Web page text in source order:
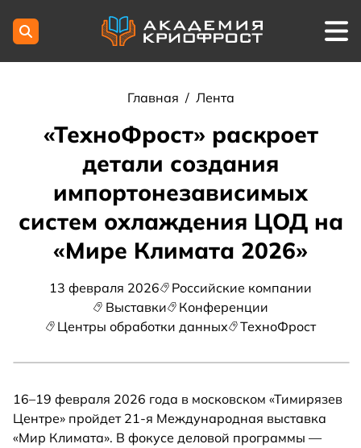
Главная / Лента
«ТехноФрост» раскроет
детали создания
импортонезависимых
систем охлаждения ЦОД на
«Мире Климата 2026»
13 февраля 2026
Российские компании
Выставки
Конференции
Центры обработки данных
ТехноФрост
16–19 февраля 2026 года в московском «Тимирязев
Центре» пройдет 21-я Международная выставка
«Мир Климата». В фокусе деловой программы —